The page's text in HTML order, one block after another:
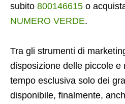
subito 800146615 o
NUMERO VERDE.
Tra gli strumenti di
disposizione delle piccole e
tempo esclusiva solo dei
disponibile, finalmente,